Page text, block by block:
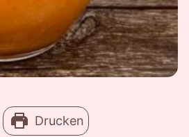
Drucken